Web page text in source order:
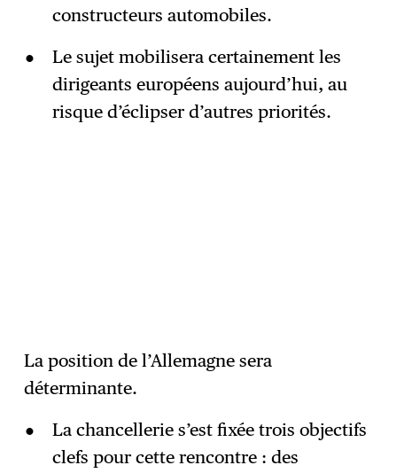
constructeurs automobiles.
Le sujet mobilisera certainement les
dirigeants européens aujourd’hui, au
risque d’éclipser d’autres priorités.
La position de l’Allemagne sera
déterminante.
La chancellerie s’est fixée trois objectifs
clefs pour cette rencontre : des